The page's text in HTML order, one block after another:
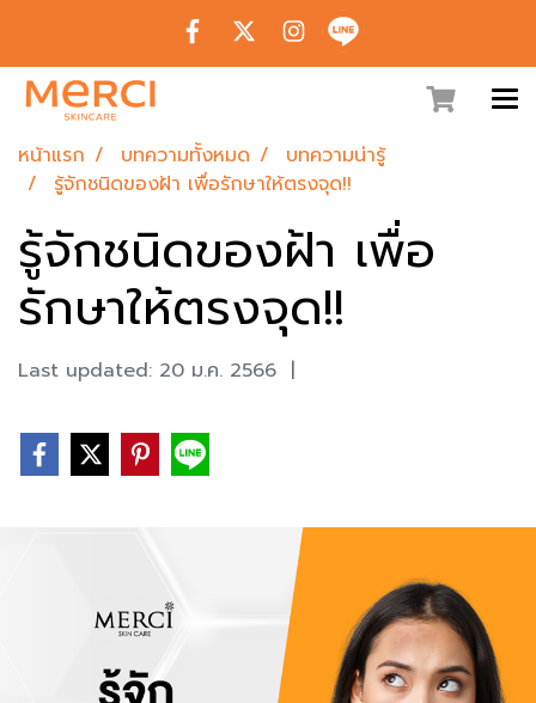
หน้าแรก บทความทั้งหมด
บทความน่ารู้
รู้จักชนิดของฝ้า เพื่อรักษาให้ตรงจุด!!
รู้จักชนิดของฝ้า เพื่อ
รักษาให้ตรงจุด!!
Last updated: 20 ม.ค. 2566 |